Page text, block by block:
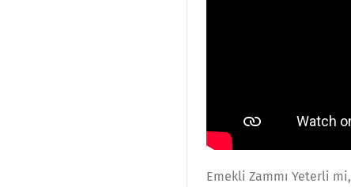
Emekli Zammı Yeterli mi,